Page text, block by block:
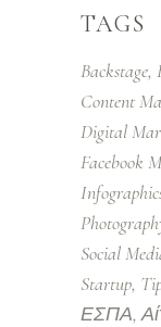
TAGS
Backstage
Content
Digital
Facebook
Social
Startup
ΕΣΠΑ